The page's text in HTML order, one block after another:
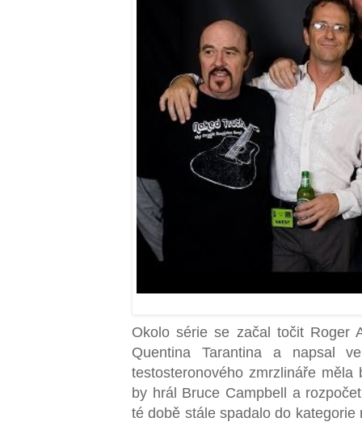
Okolo série se začal točit Roger
Quentina Tarantina a napsal
testosteronového zmrzlináře
by hrál Bruce Campbell a
té době stále spadalo do